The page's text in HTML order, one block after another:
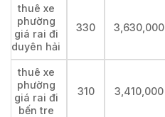
thuê xe
phường
giá rai đi
duyên hải
330 3,630,000
thuê xe
phường
giá rai đi
bến tre
310 3,410,000